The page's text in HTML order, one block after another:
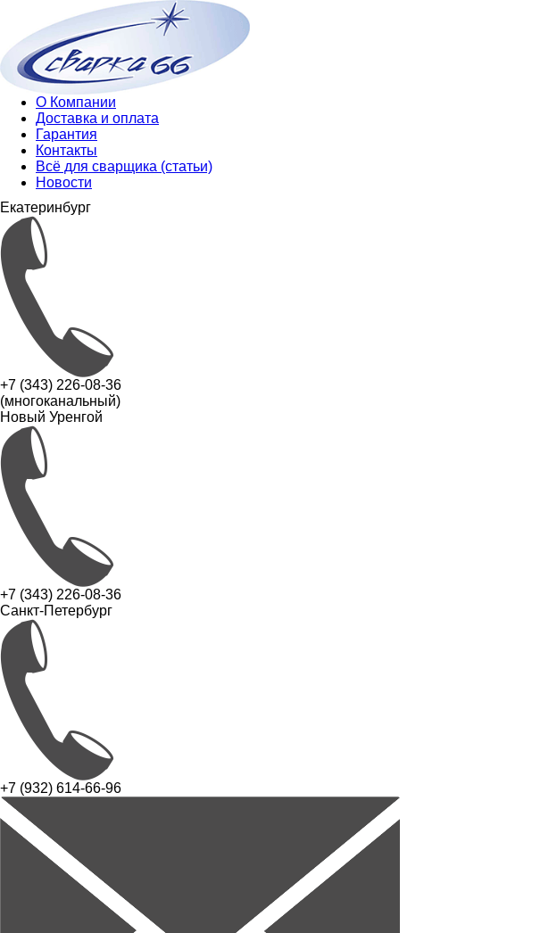
О Компании
Доставка и оплата
Гарантия
Контакты
Всё для сварщика (статьи)
Новости
Екатеринбург
+7 (343) 226-08-36
(многоканальный)
Новый Уренгой
+7 (343) 226-08-36
Санкт-Петербург
+7 (932) 614-66-96